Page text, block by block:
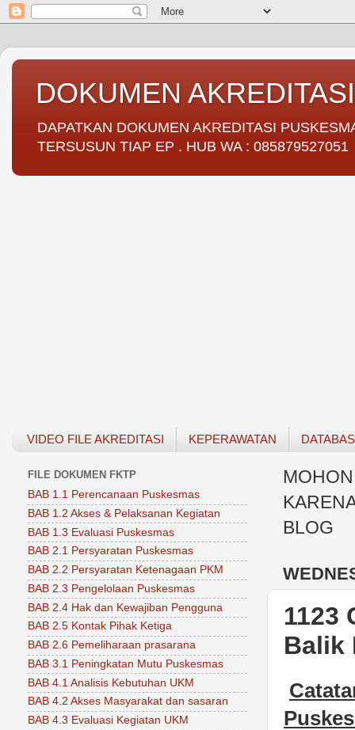
DOKUMEN
DAPATKAN DOKUMEN AKREDITASI
TERSUSUN TIAP EP . HUB WA : 085879527051
VIDEO FILE AKREDITASI KEPERAWATAN
BLOG
1123
Balik
FILE DOKUMEN FKTP
BAB 1.1 Perencanaan Puskesmas
BAB 1.2 Akses & Pelaksanan Kegiatan
BAB 1.3 Evaluasi Puskesmas
BAB 2.1 Persyaratan Puskesmas
BAB 2.2 Persyaratan Ketenagaan PKM
BAB 2.3 Pengelolaan Puskesmas
BAB 2.4 Hak dan Kewajiban Pengguna
BAB 2.5 Kontak Pihak Ketiga
BAB 2.6 Pemeliharaan prasarana
BAB 3.1 Peningkatan Mutu Puskesmas
BAB 4.1 Analisis Kebutuhan UKM
BAB 4.2 Akses Masyarakat dan sasaran
BAB 4.3 Evaluasi Kegiatan UKM